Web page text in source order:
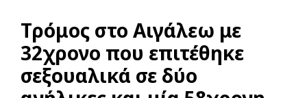
Τρόμος στο Αιγάλεω με
32χρονο που επιτέθηκε
σεξουαλικά σε δύο